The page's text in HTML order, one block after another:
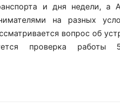
и дня недели, а
на разных
вопрос об
проверка работы